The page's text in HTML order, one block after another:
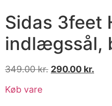
Sidas 3feet
indlægssål,
349.00kr. 290.00 kr.
Køb vare